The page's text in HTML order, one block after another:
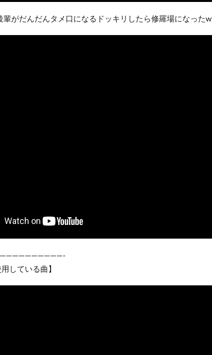
輩がだんだんタメ口になるドッキリしたら修羅場になったw
している曲】